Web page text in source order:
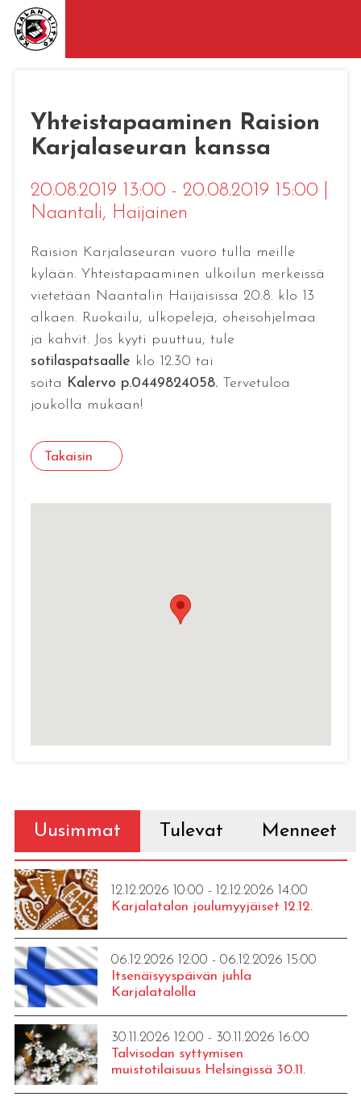
Yhteistapaaminen Raision
Karjalaseuran kanssa
20.08.2019 13:00 - 20.08.2019 15:00
Naantali, Haijainen
Raision Karjalaseuran vuoro tulla meille
kylään. Yhteistapaaminen ulkoilun merkeissä
vietetään Naantalin Haijaisissa 20.8. klo 13
alkaen. Ruokailu, ulkopelejä, oheisohjelmaa
ja kahvit. Jos kyyti puuttuu, tule
sotilaspatsaalle klo 12.30 tai
soita Kalervo p.0449824058.Tervetuloa
joukolla mukaan!
Takaisin
Uusimmat Tulevat Menneet
12.12.2026 10:00 - 12.12.2026 14:00
Karjalatalon joulumyyjäiset 12.12.
06.12.2026 12:00 - 06.12.2026 15:00
Itsenäisyyspäivän juhla
Karjalatalolla
30.11.2026 12:00 - 30.11.2026 16:00
Talvisodan syttymisen
muistotilaisuus Helsingissä 30.11.